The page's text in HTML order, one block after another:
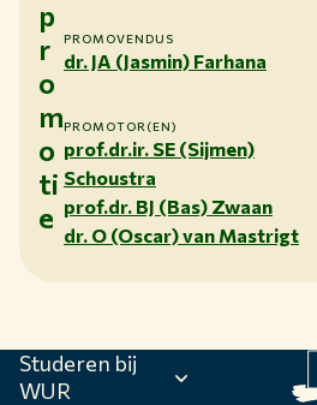
p
r
o
m
o
ti
e
PROMOVENDUS
dr. JA (Jasmin) Farhana
PROMOTOR(EN)
prof.dr.ir. SE (Sijmen)
Schoustra
prof.dr. BJ (Bas) Zwaan
dr. O (Oscar) van Mastrigt
Studeren bij
WUR